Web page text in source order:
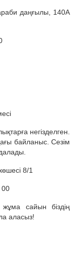
даңғылы, 140А
негізделген.
байланыс. Сезім
8/1
00
сайын біздің
аласыз!